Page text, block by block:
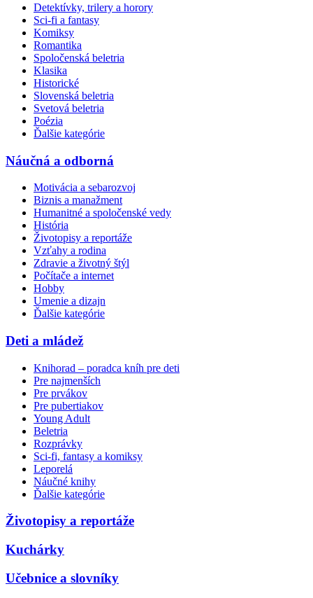
Detektívky, trilery a horory
Sci-fi a fantasy
Komiksy
Romantika
Spoločenská beletria
Klasika
Historické
Slovenská beletria
Svetová beletria
Poézia
Ďalšie kategórie
Náučná a odborná
Motivácia a sebarozvoj
Biznis a manažment
Humanitné a spoločenské vedy
História
Životopisy a reportáže
Vzťahy a rodina
Zdravie a životný štýl
Počítače a internet
Hobby
Umenie a dizajn
Ďalšie kategórie
Deti a mládež
Knihorad – poradca kníh pre deti
Pre najmenších
Pre prvákov
Pre pubertiakov
Young Adult
Beletria
Rozprávky
Sci-fi, fantasy a komiksy
Leporelá
Náučné knihy
Ďalšie kategórie
Životopisy a reportáže
Kuchárky
Učebnice a slovníky